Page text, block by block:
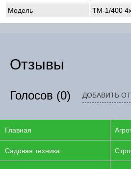
Модель
ТМ-1/400
Отзывы
Голосов (0) ДОБАВИТЬ
Главная
Садовая техника